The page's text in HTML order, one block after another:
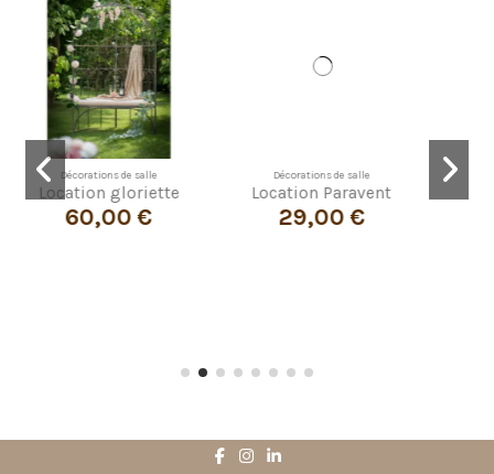
Décorations de salle
Location Paravent
29,00 €
Décorations de table
Location Cage à
oiseaux